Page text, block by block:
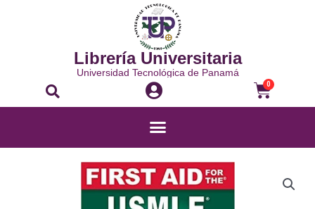
Librería Universitaria
Universidad Tecnológica de Panamá
0